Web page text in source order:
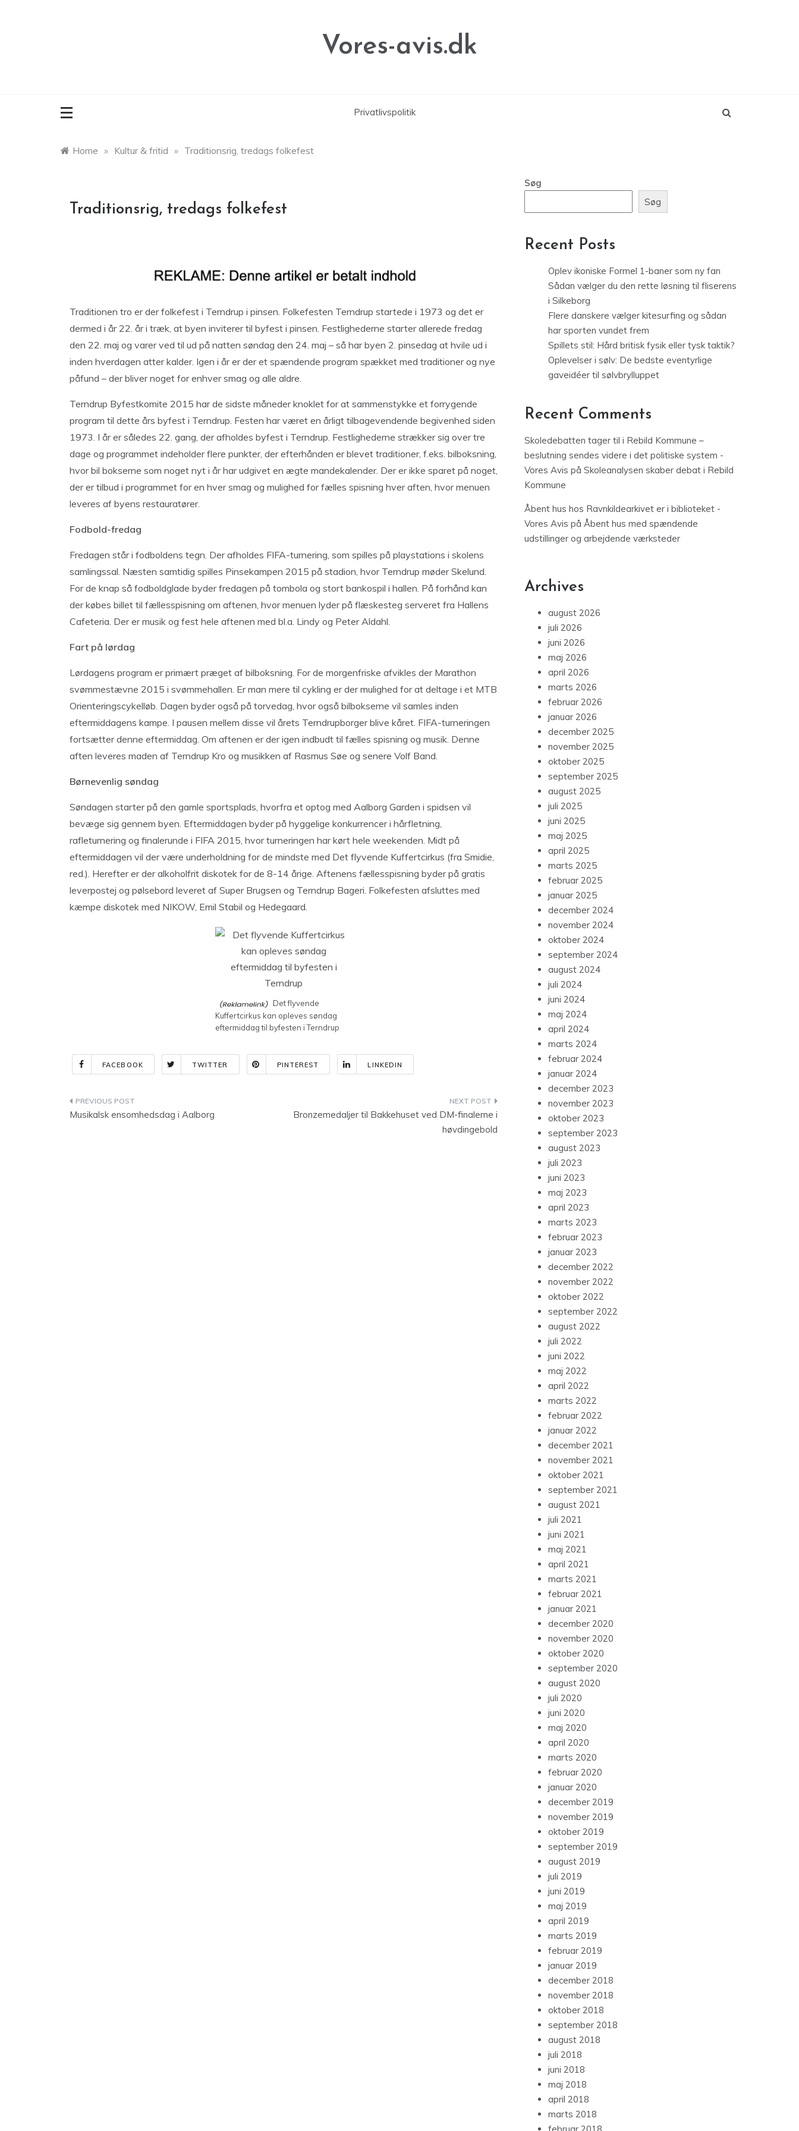
Vores-avis.dk
Privatlivspolitik
Home » Kultur & fritid » Traditionsrig, tredags folkefest
Traditionsrig, tredags folkefest
Traditionen tro er der folkefest i Terndrup i pinsen. Folkefesten Terndrup startede i 1973 og det er
dermed i år 22. år i træk, at byen inviterer til byfest i pinsen. Festlighederne starter allerede fredag
den 22. maj og varer ved til ud på natten søndag den 24. maj – så har byen 2. pinsedag at hvile ud i
inden hverdagen atter kalder. Igen i år er der et spændende program spækket med traditioner og nye
påfund – der bliver noget for enhver smag og alle aldre.
Terndrup Byfestkomite 2015 har de sidste måneder knoklet for at sammenstykke et forrygende
program til dette års byfest i Terndrup. Festen har været en årligt tilbagevendende begivenhed siden
1973. I år er således 22. gang, der afholdes byfest i Terndrup. Festlighederne strækker sig over tre
dage og programmet indeholder flere punkter, der efterhånden er blevet traditioner, f.eks. bilboksning,
hvor bil bokserne som noget nyt i år har udgivet en ægte mandekalender. Der er ikke sparet på noget,
der er tilbud i programmet for en hver smag og mulighed for fælles spisning hver aften, hvor menuen
leveres af byens restauratører.
Fodbold-fredag
Fredagen står i fodboldens tegn. Der afholdes FIFA-turnering, som spilles på playstations i skolens
samlingssal. Næsten samtidig spilles Pinsekampen 2015 på stadion, hvor Terndrup møder Skelund.
For de knap så fodboldglade byder fredagen på tombola og stort bankospil i hallen. På forhånd kan
der købes billet til fællesspisning om aftenen, hvor menuen lyder på flæskesteg serveret fra Hallens
Cafeteria. Der er musik og fest hele aftenen med bl.a. Lindy og Peter Aldahl.
Fart på lørdag
Lørdagens program er primært præget af bilboksning. For de morgenfriske afvikles der Marathon
svømmestævne 2015 i svømmehallen. Er man mere til cykling er der mulighed for at deltage i et MTB
Orienteringscykelløb. Dagen byder også på torvedag, hvor også bilbokserne vil samles inden
eftermiddagens kampe. I pausen mellem disse vil årets Terndrupborger blive kåret. FIFA-turneringen
fortsætter denne eftermiddag. Om aftenen er der igen indbudt til fælles spisning og musik. Denne
aften leveres maden af Terndrup Kro og musikken af Rasmus Søe og senere Volf Band.
Børnevenlig søndag
Søndagen starter på den gamle sportsplads, hvorfra et optog med Aalborg Garden i spidsen vil
bevæge sig gennem byen. Eftermiddagen byder på hyggelige konkurrencer i hårfletning,
rafleturnering og finalerunde i FIFA 2015, hvor turneringen har kørt hele weekenden. Midt på
eftermiddagen vil der være underholdning for de mindste med Det flyvende Kuffertcirkus (fra Smidie,
red.). Herefter er der alkoholfrit diskotek for de 8-14 årige. Aftenens fællesspisning byder på gratis
leverpostej og pølsebord leveret af Super Brugsen og Terndrup Bageri. Folkefesten afsluttes med
kæmpe diskotek med NIKOW, Emil Stabil og Hedegaard.
Det flyvende
Kuffertcirkus kan opleves søndag
eftermiddag til byfesten i Terndrup
FACEBOOK TWITTER PINTEREST LINKEDIN
Indlægsnavigation
Musikalsk ensomhedsdag i Aalborg
Bronzemedaljer til Bakkehuset ved DM-finalerne i
høvdingebold
Søg
Søg
Recent Posts
Oplev ikoniske Formel 1-baner som ny fan
Sådan vælger du den rette løsning til fliserens
i Silkeborg
Flere danskere vælger kitesurfing og sådan
har sporten vundet frem
Spillets stil: Hård britisk fysik eller tysk taktik?
Oplevelser i sølv: De bedste eventyrlige
gaveidéer til sølvbrylluppet
Recent Comments
Skoledebatten tager til i Rebild Kommune –
beslutning sendes videre i det politiske system -
Vores Avis på Skoleanalysen skaber debat i Rebild
Kommune
Åbent hus hos Ravnkildearkivet er i biblioteket -
Vores Avis på Åbent hus med spændende
udstillinger og arbejdende værksteder
Archives
august 2026
juli 2026
juni 2026
maj 2026
april 2026
marts 2026
februar 2026
januar 2026
december 2025
november 2025
oktober 2025
september 2025
august 2025
juli 2025
juni 2025
maj 2025
april 2025
marts 2025
februar 2025
januar 2025
december 2024
november 2024
oktober 2024
september 2024
august 2024
juli 2024
juni 2024
maj 2024
april 2024
marts 2024
februar 2024
januar 2024
december 2023
november 2023
oktober 2023
september 2023
august 2023
juli 2023
juni 2023
maj 2023
april 2023
marts 2023
februar 2023
januar 2023
december 2022
november 2022
oktober 2022
september 2022
august 2022
juli 2022
juni 2022
maj 2022
april 2022
marts 2022
februar 2022
januar 2022
december 2021
november 2021
oktober 2021
september 2021
august 2021
juli 2021
juni 2021
maj 2021
april 2021
marts 2021
februar 2021
januar 2021
december 2020
november 2020
oktober 2020
september 2020
august 2020
juli 2020
juni 2020
maj 2020
april 2020
marts 2020
februar 2020
januar 2020
december 2019
november 2019
oktober 2019
september 2019
august 2019
juli 2019
juni 2019
maj 2019
april 2019
marts 2019
februar 2019
januar 2019
december 2018
november 2018
oktober 2018
september 2018
august 2018
juli 2018
juni 2018
maj 2018
april 2018
marts 2018